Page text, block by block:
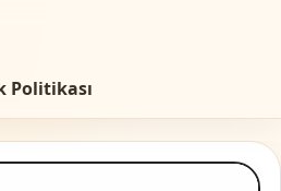
Politikası